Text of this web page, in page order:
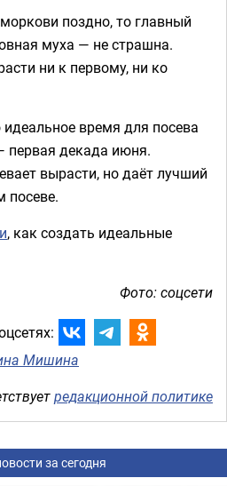
поздно, то главный
муха — не страшна.
ни к первому, ни ко
идеальное время для посева
декада июня.
вырасти, но даёт лучший
посеве.
, как создать идеальные
Фото: соцсети
Мишина
редакционной политике
за сегодня